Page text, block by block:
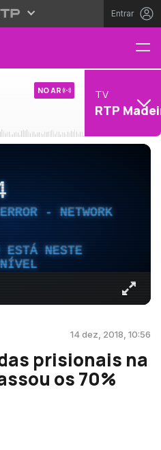
Entrar
NO AR TV
RTP
- NETWORK
ESTÁ NESTE
14 dez, 2018, 10:56
prisionais na
os 70%